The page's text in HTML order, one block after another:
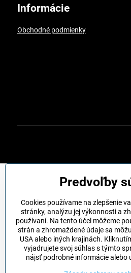
Informácie
Obchodné podmienky
Predvoľby
Cookies používame na zlepšenie
stránky, analýzu jej výkonnosti a
používaní. Na tento účel môžeme
strán a zhromaždené údaje sa
USA alebo iných krajinách.
vyjadrujete svoj súhlas s týmto
nájsť podrobné informácie alebo